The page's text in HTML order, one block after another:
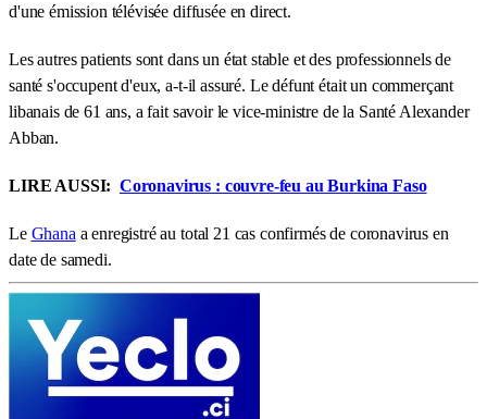
d'une émission télévisée diffusée en direct.
Les autres patients sont dans un état stable et des professionnels de
santé s'occupent d'eux, a-t-il assuré. Le défunt était un commerçant
libanais de 61 ans, a fait savoir le vice-ministre de la Santé Alexander
Abban.
LIRE AUSSI: Coronavirus : couvre-feu au Burkina Faso
Le Ghana a enregistré au total 21 cas confirmés de coronavirus en
date de samedi.